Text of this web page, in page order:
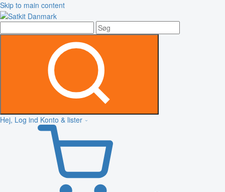
Skip to main content
Hej, Log ind Konto & lister